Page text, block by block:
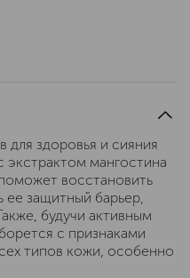
для здоровья и сияния
экстрактом мангостина
восстановить
ее защитный барьер,
будучи активным
с признаками
типов кожи, особенно